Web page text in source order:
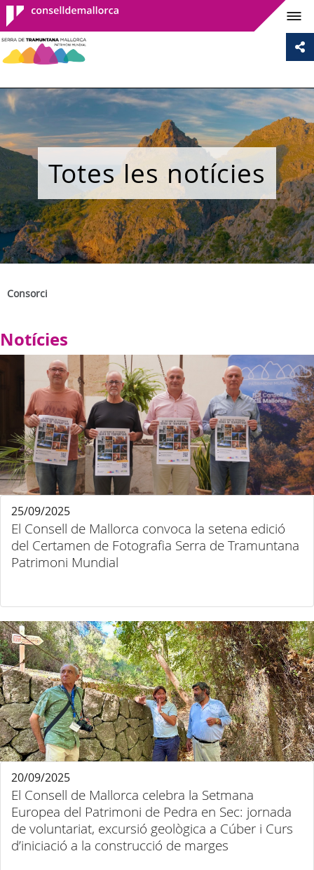
Consell de
Mallorca
Totes les notícies
Consorci
Notícies
El Consell de Mallorca convoca la setena edició
del Certamen de Fotografia Serra de Tramuntana
Patrimoni Mundial
25/09/2025
El Consell de Mallorca celebra la Setmana
Europea del Patrimoni de Pedra en Sec: jornada
de voluntariat, excursió geològica a Cúber i Curs
d’iniciació a la construcció de marges
20/09/2025